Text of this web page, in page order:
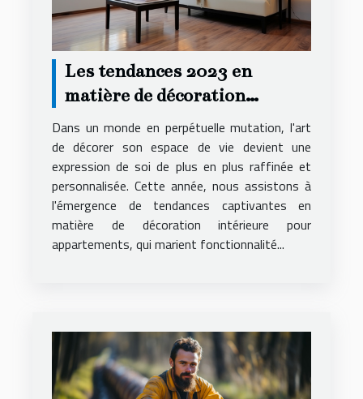
Les tendances 2023 en
matière de décoration
intérieure pour
appartements
Dans un monde en perpétuelle mutation, l'art
de décorer son espace de vie devient une
expression de soi de plus en plus raffinée et
personnalisée. Cette année, nous assistons à
l'émergence de tendances captivantes en
matière de décoration intérieure pour
appartements, qui marient fonctionnalité...